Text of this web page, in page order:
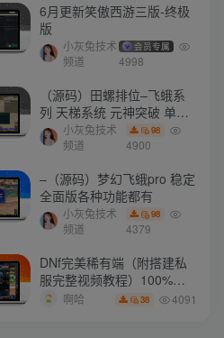
6月更新笑傲西游三版-终极
版
小灰兔技术
频道
会员专属
4998
（源码）田螺排位–飞蛾系
列 天梯系统 元神突破 单机
免费 含GM工具
小灰兔技术
频道
98
4900
–（源码）梦幻飞蛾pro 稳定
全面版各种功能都有
小灰兔技术
频道
98
4379
DNf完美稀有端（附搭建私
服完整视频教程）100%可
搭建(附完美端升级补丁)
啊哈 38 4091